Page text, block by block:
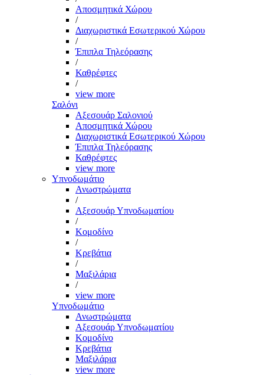
Αποσμητικά Χώρου
/
Διαχωριστικά Εσωτερικού Χώρου
/
Έπιπλα Τηλεόρασης
/
Καθρέφτες
/
view more
Σαλόνι
Αξεσουάρ Σαλονιού
Αποσμητικά Χώρου
Διαχωριστικά Εσωτερικού Χώρου
Έπιπλα Τηλεόρασης
Καθρέφτες
view more
Υπνοδωμάτιο
Ανωστρώματα
/
Αξεσουάρ Υπνοδωματίου
/
Κομοδίνο
/
Κρεβάτια
/
Μαξιλάρια
/
view more
Υπνοδωμάτιο
Ανωστρώματα
Αξεσουάρ Υπνοδωματίου
Κομοδίνο
Κρεβάτια
Μαξιλάρια
view more